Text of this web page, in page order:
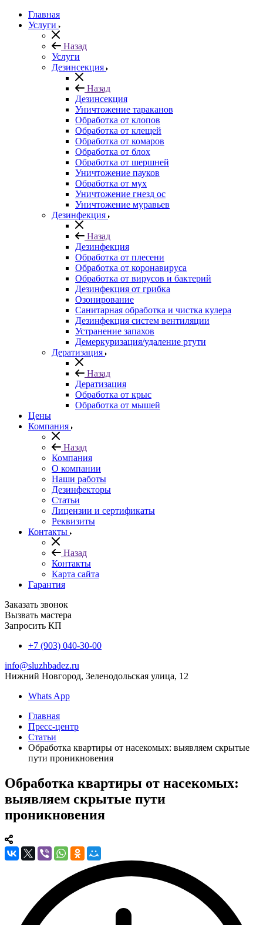
Главная
Услуги
Назад
Услуги
Дезинсекция
Назад
Дезинсекция
Уничтожение тараканов
Обработка от клопов
Обработка от клещей
Обработка от комаров
Обработка от блох
Обработка от шершней
Уничтожение пауков
Обработка от мух
Уничтожение гнезд ос
Уничтожение муравьев
Дезинфекция
Назад
Дезинфекция
Обработка от плесени
Обработка от коронавируса
Обработка от вирусов и бактерий
Дезинфекция от грибка
Озонирование
Санитарная обработка и чистка кулера
Дезинфекция систем вентиляции
Устранение запахов
Демеркуризация/удаление ртути
Дератизация
Назад
Дератизация
Обработка от крыс
Обработка от мышей
Цены
Компания
Назад
Компания
О компании
Наши работы
Дезинфекторы
Статьи
Лицензии и сертификаты
Реквизиты
Контакты
Назад
Контакты
Карта сайта
Гарантия
Заказать звонок
Вызвать мастера
Запросить КП
+7 (903) 040-30-00
info@sluzhbadez.ru
Нижний Новгород, Зеленодольская улица, 12
Whats App
Главная
Пресс-центр
Статьи
Обработка квартиры от насекомых: выявляем скрытые
пути проникновения
Обработка квартиры от насекомых:
выявляем скрытые пути
проникновения